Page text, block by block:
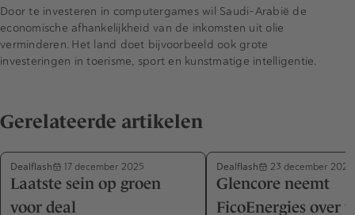
Door te investeren in computergames wil Saudi-Arabië de
economische afhankelijkheid van de inkomsten uit olie
verminderen. Het land doet bijvoorbeeld ook grote
investeringen in toerisme, sport en kunstmatige intelligentie.
Gerelateerde artikelen
Dealflash 17 december 2025
Laatste sein op groen
voor deal
Dealflash 23 december 2025
Glencore neemt
FicoEnergies over